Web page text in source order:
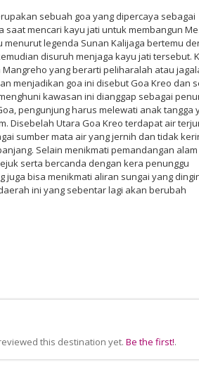
sebuah goa yang dipercaya sebagai
saat mencari kayu jati untuk membangun
menurut legenda Sunan Kalijaga bertemu
disuruh menjaga kayu jati tersebut.
Mangreho yang berarti peliharalah atau
menjadikan goa ini disebut Goa Kreo dan
kawasan ini dianggap sebagai
pengunjung harus melewati anak tangga
Disebelah Utara Goa Kreo terdapat air
sumber mata air yang jernih dan tidak
Selain menikmati pemandangan
serta bercanda dengan kera penunggu
juga bisa menikmati aliran sungai yang
ini yang sebentar lagi akan berubah
this destination yet. Be the first!.